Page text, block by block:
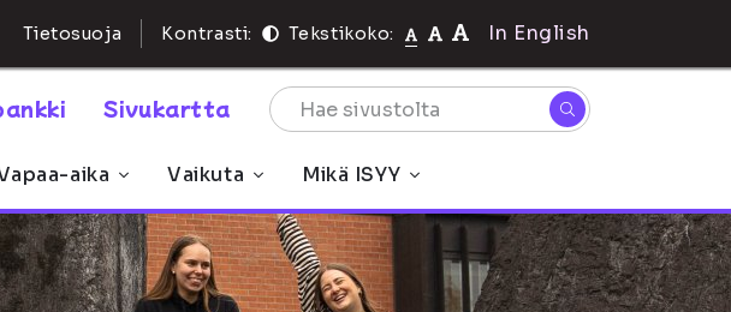
Tietosuoja Kontrasti: Tekstikoko: In English
Sivukartta
aika Vaikuta Mikä ISYY